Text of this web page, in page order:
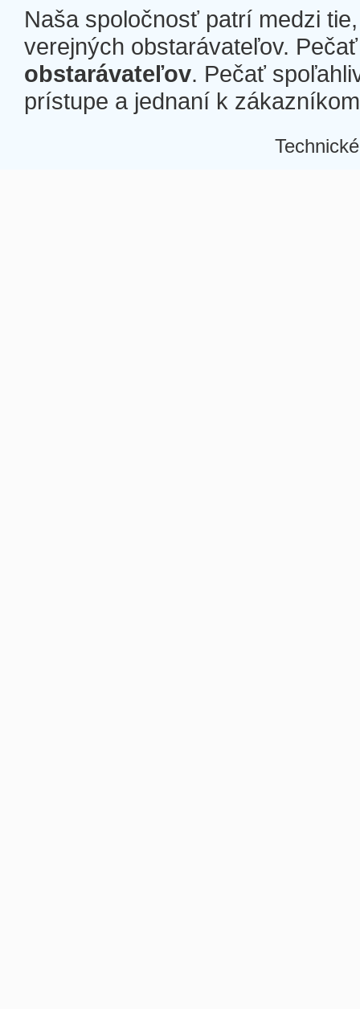
Naša spoločnosť patrí medzi
verejných obstarávateľov.
obstarávateľov. Pečať
prístupe a jednaní k